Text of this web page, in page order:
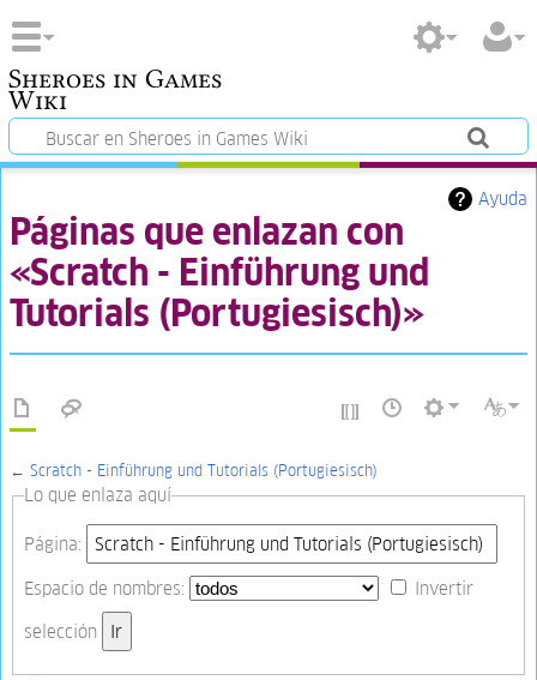
Sheroes in Games
Wiki
Ayuda
Páginas que enlazan con
«Scratch - Einführung und
Tutorials (Portugiesisch)»
← Scratch - Einführung und Tutorials (Portugiesisch)
Lo que enlaza aquí
Página:
Espacio de nombres:
Invertir
selección